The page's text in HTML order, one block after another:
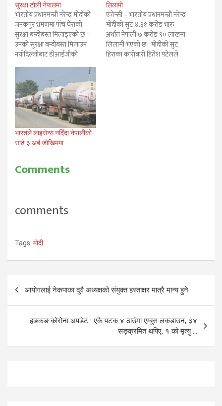
सुरक्षा टोली नेपालमा
भारतीय प्रधानमन्त्री नरेन्द्र मोदीको
जनकपुर भ्रमणमा पाँच घेराको
सुरक्षा बन्दोबस्त मिलाइएको छ ।
उनको सुरक्षा बन्दोबस्त मिलाउन
नयाँदिल्लीबाट डीआईजीको
नेतृत्वमा भारतीय सुरक्षाकर्मीको टिम
जनकपुर आइपुगेका छन्। भारतका
उच्च ओहदाका व्यक्तित्वको सुरक्षा
मामिला हेर्ने डीआईजीको नेतृत्वमा
आएका सुरक्षाकर्मीको टिमले
मोदीको भ्रमणका बेला अपनाइने
सुरक्षा घेराको स्केच तयार पारेको
छ। नेपाली सुरक्षाकर्मीको…
लिलामी
एजेन्सी – भारतीय प्रधानमन्त्री नरेन्द्र
मोदीको सुट ४.३१ करोड भारु
अर्थात नेपाली ७ करोड ९० लाखमा
लिलामी भएको छ। मोदीको सुट
हिराका कारोबारी हितेश पटेलले
भारतले लाइसेन्स नदिँदा नेपालीको
साढे ३ अर्ब जोखिममा
Comments
comments
Tags: मोदी
Post
navigation
आयोगलाई नेकपाका दुवै अध्यक्षको संयुक्त हस्ताक्षर मात्रै मान्य हुने
हङकङ कोरोना अपडेट : एकै पटक ४ ठाउंमा एम्बुस लकडाउन, ३४
सङ्क्रमित थपिए, १ को मृत्यु …